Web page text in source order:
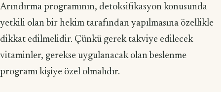
Arındırma programının, detoksifikasyon konusunda
yetkili olan bir hekim tarafından yapılmasına özellikle
dikkat edilmelidir. Çünkü gerek takviye edilecek
vitaminler, gerekse uygulanacak olan beslenme
programı kişiye özel olmalıdır.